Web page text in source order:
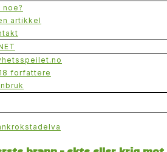
noe?
artikkel
forfattere